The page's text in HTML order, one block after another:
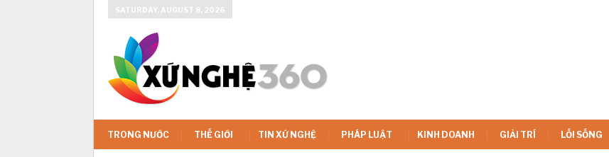
SATURDAY, AUGUST 8, 2026
TRONG NƯỚC THẾ GIỚI TIN XỨ NGHỆ PHÁP LUẬT KINH DOANH GIẢI TRÍ LỐI SỐNG